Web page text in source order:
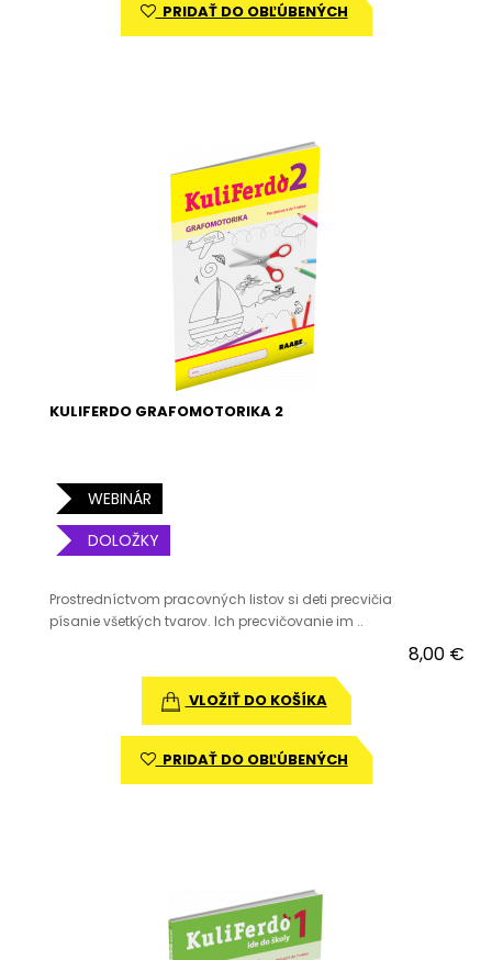
PRIDAŤ DO OBĽÚBENÝCH
KULIFERDO GRAFOMOTORIKA 2
WEBINÁR
DOLOŽKY
Prostredníctvom pracovných listov si deti precvičia
písanie všetkých tvarov. Ich precvičovanie im ..
8,00 €
VLOŽIŤ DO KOŠÍKA
PRIDAŤ DO OBĽÚBENÝCH